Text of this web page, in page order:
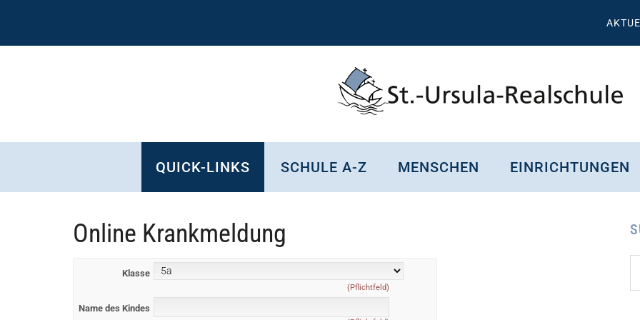
springen
secondary
springen
springen
St.
Ursula
Realschule
Persönlichkeit,
QUICK-LINKS SCHULE A-Z MENSCHEN EINRICHTUNGEN
Online Krankmeldung
Klasse
(Pflichtfeld)
Name des Kindes